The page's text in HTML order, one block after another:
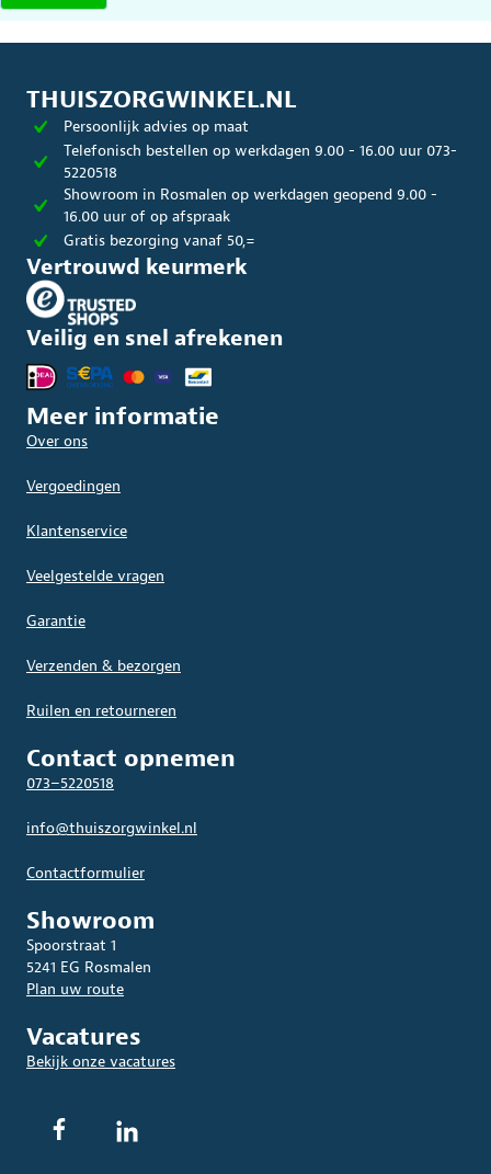
THUISZORGWINKEL.NL
Persoonlijk advies op maat
Telefonisch bestellen op werkdagen 9.00 - 16.00 uur 073-
5220518
Showroom in Rosmalen op werkdagen geopend 9.00 -
16.00 uur of op afspraak
Gratis bezorging vanaf 50,=
Vertrouwd keurmerk
Veilig en snel afrekenen
Meer informatie
Over ons
Vergoedingen
Klantenservice
Veelgestelde vragen
Garantie
Verzenden & bezorgen
Ruilen en retourneren
Contact opnemen
073–5220518
info@thuiszorgwinkel.nl
Contactformulier
Showroom
Spoorstraat 1
5241 EG Rosmalen
Plan uw route
Vacatures
Bekijk onze vacatures